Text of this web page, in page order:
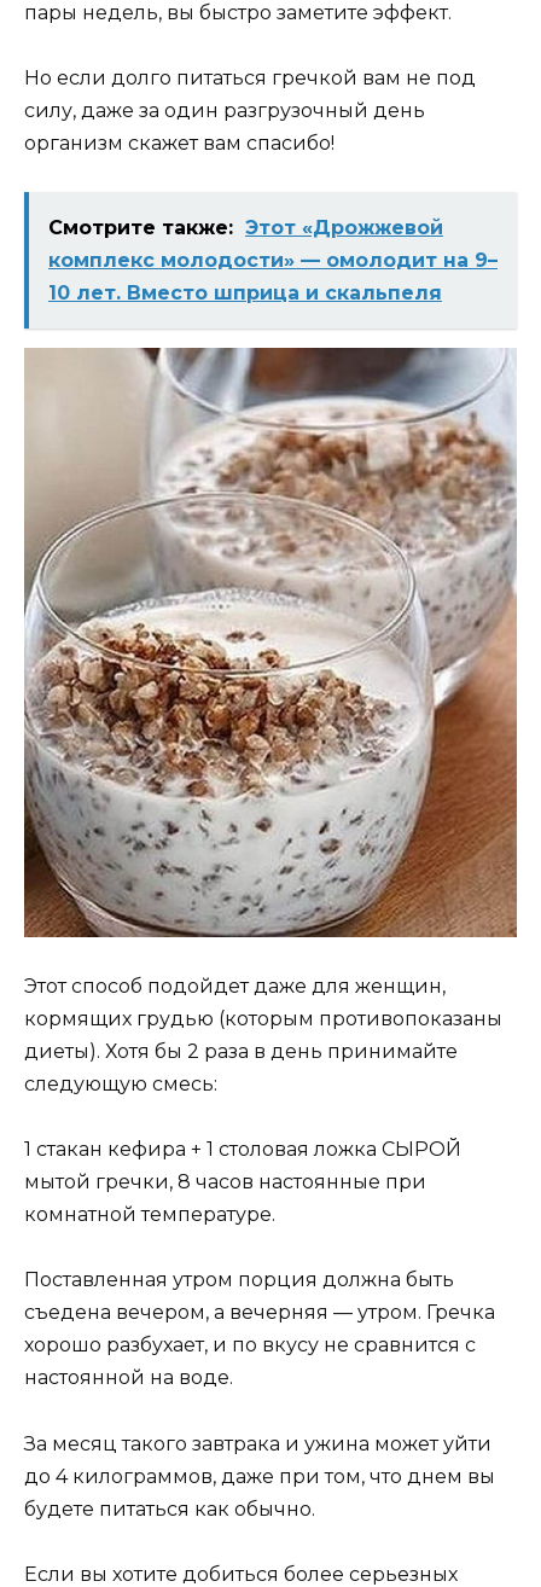
пары недель, вы быстро заметите эффект.
Но если долго питаться гречкой вам не под
силу, даже за один разгрузочный день
организм скажет вам спасибо!
Смотрите также: Этот «Дрожжeвой
комплекс молодости» — омолодит на 9–
10 лет. Вместо шприца и скальпеля
Этот способ подойдет даже для женщин,
кормящих грудью (которым противопоказаны
диеты). Хотя бы 2 раза в день принимайте
следующую смесь:
1 стакан кефира + 1 столовая ложка СЫРОЙ
мытой гречки, 8 часов настоянные при
комнатной температуре.
Поставленная утром порция должна быть
съедена вечером, а вечерняя — утром. Гречка
хорошо разбухает, и по вкусу не сравнится с
настоянной на воде.
За месяц такого завтрака и ужина может уйти
до 4 килограммов, даже при том, что днем вы
будете питаться как обычно.
Если вы хотите добиться более серьезных